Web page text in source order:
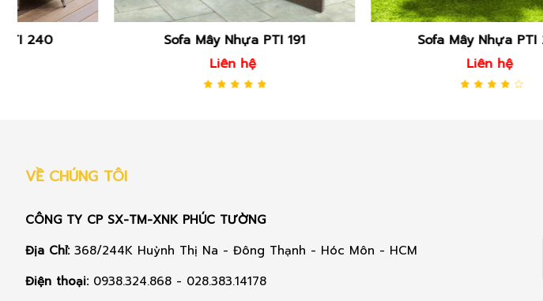
Sofa Mây Nhựa PTI 191
Sofa Mây Nhựa PTI 220
VỀ CHÚNG TÔI
CÔNG TY CP SX-TM-XNK PHÚC TƯỜNG
Địa Chỉ:368/244K Huỳnh Thị Na - Đông Thạnh - Hóc Môn - HCM
Điện thoại:0938.324.868 - 028.383.14178